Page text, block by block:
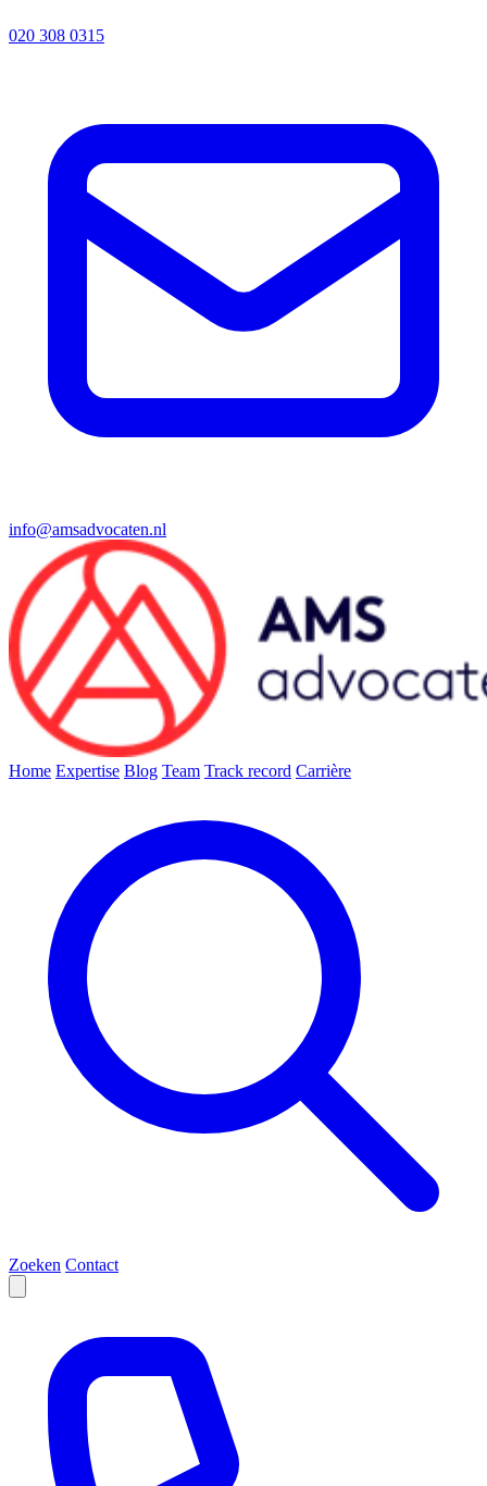
020 308 0315
info@amsadvocaten.nl
Home Expertise Blog Team Track record Carrière
Zoeken Contact